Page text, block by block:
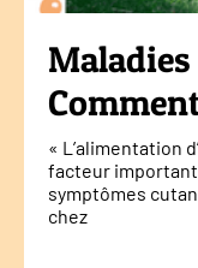
« L’alimentation
facteur
symptômes
chez